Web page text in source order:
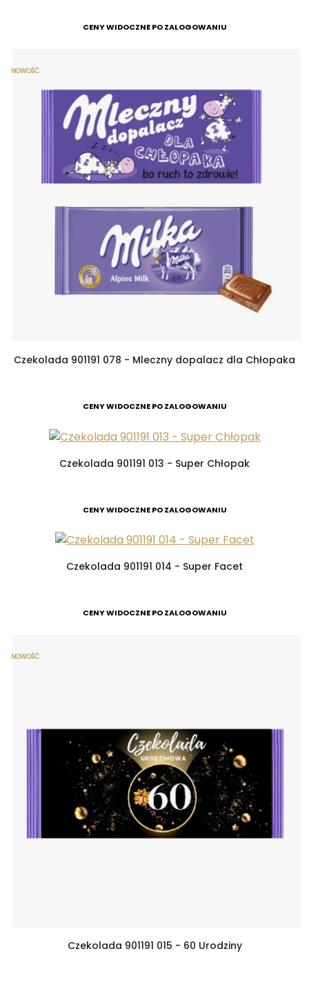
CENY WIDOCZNE PO ZALOGOWANIU
Czekolada 901191 078 - Mleczny dopalacz dla Chłopaka
CENY WIDOCZNE PO ZALOGOWANIU
Czekolada 901191 013 - Super Chłopak
CENY WIDOCZNE PO ZALOGOWANIU
Czekolada 901191 014 - Super Facet
CENY WIDOCZNE PO ZALOGOWANIU
Czekolada 901191 015 - 60 Urodziny